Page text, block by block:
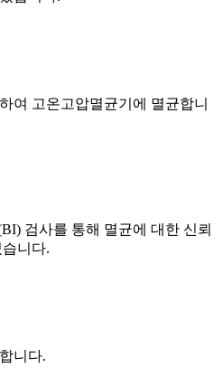
여 고온고압멸균기에 멸균합니
검사를 통해 멸균에 대한 신뢰
니다.
니다.